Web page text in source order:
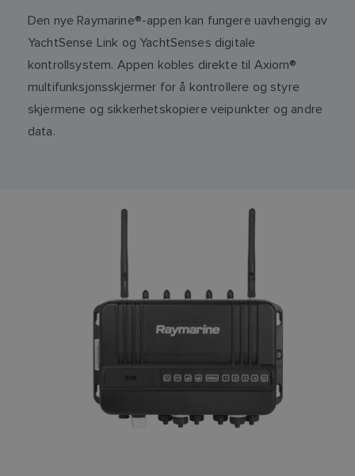
Den nye Raymarine®-appen kan fungere uavhengig av
YachtSense Link og YachtSenses digitale
kontrollsystem. Appen kobles direkte til Axiom®
multifunksjonsskjermer for å kontrollere og styre
skjermene og sikkerhetskopiere veipunkter og andre
data.